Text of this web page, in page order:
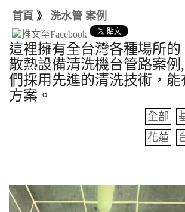
首頁 》 洗水管 案例
這裡擁有全台灣各種場所
散熱設備清洗機台管路案
們採用先進的清洗技術，
方案。
全部
花蓮